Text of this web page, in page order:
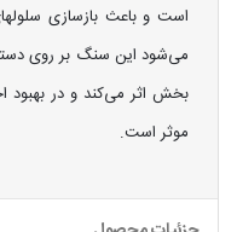
است و باعث بازسازی
می‌شود این سنگ بر روی
بخش اثر می‌کند و در بهبود
موثر است.